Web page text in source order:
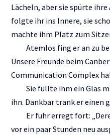
Lächeln, aber sie spürte
folgte ihr ins Innere, sie
machte ihm Platz zum
Atemlos fing er an zu
Unsere Freunde beim
Communication Complex
Sie füllte ihm ein Glas
ihn. Dankbar trank er einen
Er fuhr erregt fort:
vor ein paar Stunden neu